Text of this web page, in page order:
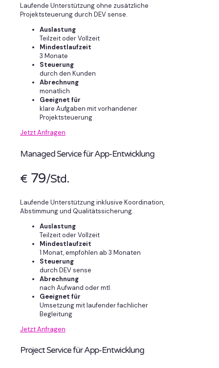
Laufende Unterstützung ohne zusätzliche
Projektsteuerung durch DEV sense.
Auslastung
Teilzeit oder Vollzeit
Mindestlaufzeit
3 Monate
Steuerung
durch den Kunden
Abrechnung
monatlich
Geeignet für
klare Aufgaben mit vorhandener
Projektsteuerung
Jetzt Anfragen
Managed Service für App-Entwicklung
€ 79/Std.
Laufende Unterstützung inklusive Koordination,
Abstimmung und Qualitätssicherung.
Auslastung
Teilzeit oder Vollzeit
Mindestlaufzeit
1 Monat, empfohlen ab 3 Monaten
Steuerung
durch DEV sense
Abrechnung
nach Aufwand oder mtl.
Geeignet für
Umsetzung mit laufender fachlicher
Begleitung
Jetzt Anfragen
Project Service für App-Entwicklung